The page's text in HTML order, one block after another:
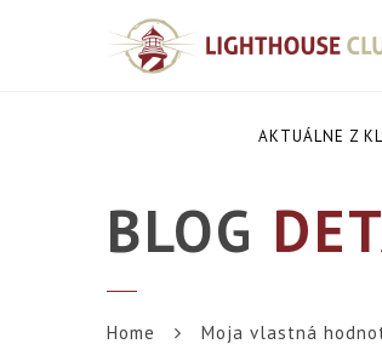
AKTUÁLNE Z
BLOG
Home Moja vlastná